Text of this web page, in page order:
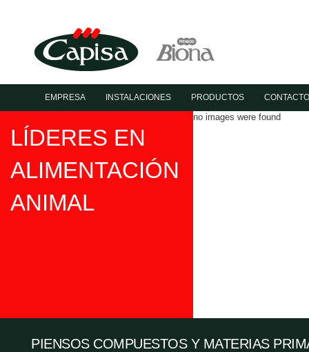
EMPRESA INSTALACIONES PRODUCTOS
no images were found
LÍDERES EN
ALIMENTACIÓN
ANIMAL
PIENSOS COMPUESTOS Y MATERIAS